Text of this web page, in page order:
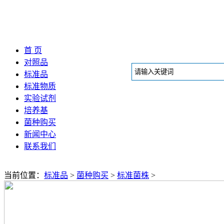
首 页
对照品
标准品
标准物质
实验试剂
培养基
菌种购买
新闻中心
联系我们
当前位置： 标准品 > 菌种购买 > 标准菌株 >